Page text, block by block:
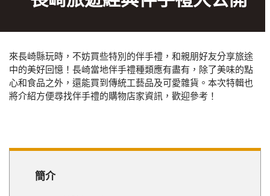
來長崎縣玩時，不妨買些特別的伴手禮，和親朋好友分享旅途
中的美好回憶！長崎當地伴手禮種類應有盡有，除了美味的點
心和食品之外，還能買到傳統工藝品及可愛雜貨。本次特輯也
將介紹方便尋找伴手禮的購物店家資訊，歡迎參考！
簡介